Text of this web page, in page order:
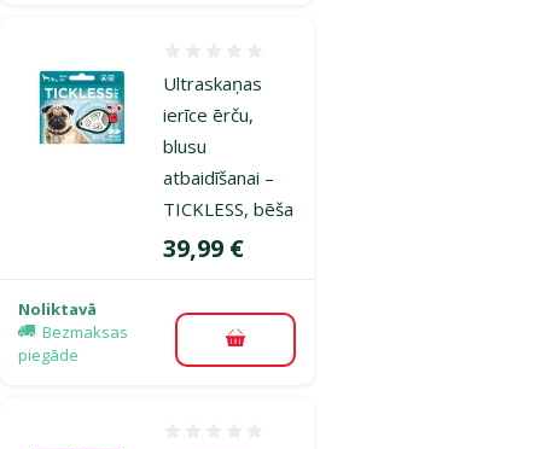
Ultraskaņas
ierīce ērču,
blusu
atbaidīšanai –
TICKLESS, bēša
Cena
39,99 €
Noliktavā
Bezmaksas
piegāde
Pievienot grozam